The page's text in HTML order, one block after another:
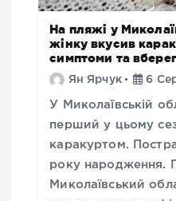
На пляжі у
жінку вкусив
симптоми та
Ян Ярчук 6
У Миколаївській
перший у цьому
каракуртом.
року народження.
Миколаївський